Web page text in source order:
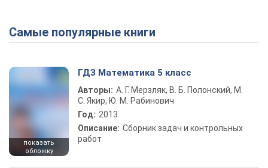
Play Video
Самые популярные книги
показать
обложку
ГДЗ Математика 5 класс
Авторы: А. Г. Мерзляк, В. Б. Полонский, М.
С. Якир, Ю. М. Рабинович
Год: 2013
Описание: Сборник задач и контрольных
работ